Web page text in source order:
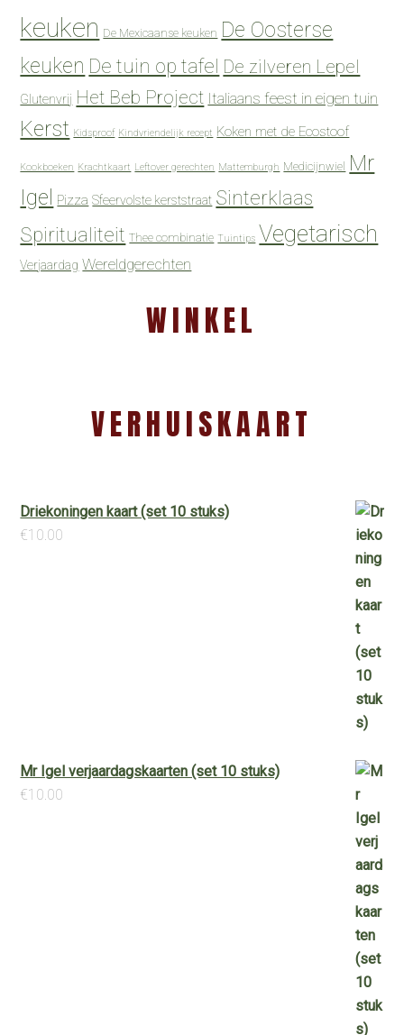
keuken De Mexicaanse keuken De Oosterse
keuken De tuin op tafel De zilveren Lepel
Glutenvrij Het Beb Project Italiaans feest in eigen tuin
Kerst Kidsproof Kindvriendelijk recept Koken met de Ecostoof
Kookboeken Krachtkaart Leftover gerechten Mattemburgh Medicijnwiel Mr
Igel
Pizza Sfeervolste kerststraat Sinterklaas
Spiritualiteit Thee combinatie Tuintips Vegetarisch
Verjaardag Wereldgerechten
WINKEL
VERHUISKAART
Driekoningen kaart (set 10 stuks)
€10.00
Mr Igel verjaardagskaarten (set 10 stuks)
€10.00